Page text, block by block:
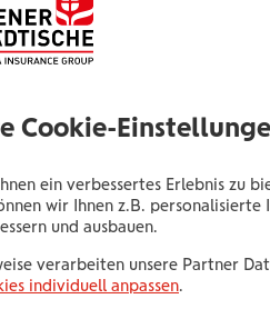
Mobil:
E-Mail:
Cookie-
ein verbessertes Erlebnis zu
wir Ihnen z.B. personalisierte
und ausbauen.
verarbeiten unsere Partner
individuell anpassen.